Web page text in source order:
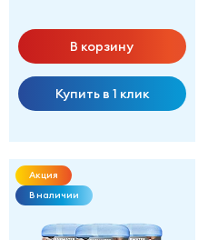
В корзину
Купить в 1 клик
Акция
В наличии